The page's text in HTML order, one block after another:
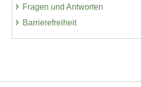
Fragen und Antworten
Barrierefreiheit